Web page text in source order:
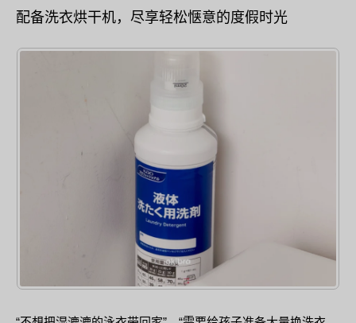
配备洗衣烘干机，尽享轻松惬意的度假时光